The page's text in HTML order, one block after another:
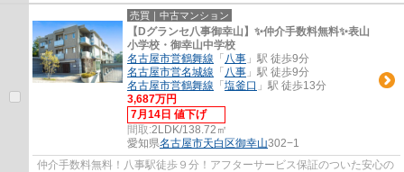
売買｜中古マンション
【Dグランセ八事御幸山】✨️仲介手数料無料✨️表山
小学校・御幸山中学校
名古屋市営鶴舞線 「 八事 」駅 徒歩9分
名古屋市営名城線 「 八事 」駅 徒歩9分
名古屋市営鶴舞線 「 塩釜口 」駅 徒歩13分
3,687万円
7月14日 値下げ
間取:2LDK/138.72㎡
愛知県名古屋市天白区御幸山302−1
仲介手数料無料！八事駅徒歩９分！アフターサービス保証のついた安心の